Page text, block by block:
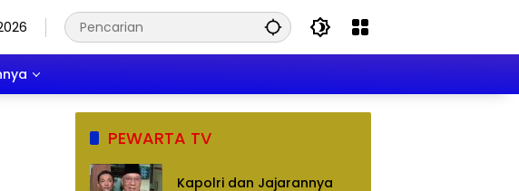
PEWARTA TV
Kapolri dan Jajarannya